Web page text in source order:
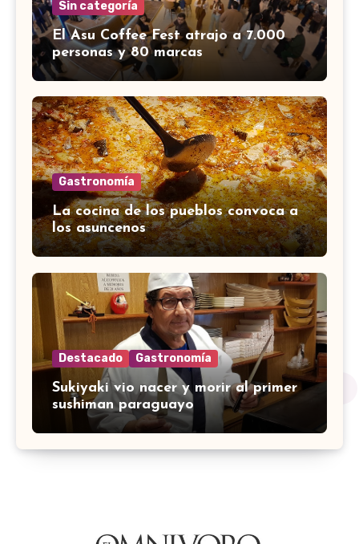
Sin categoría
El Asu Coffee Fest atrajo a 7.000
personas y 80 marcas
Gastronomía
La cocina de los pueblos convoca a
los asuncenos
Destacado Gastronomía
Sukiyaki vio nacer y morir al primer
sushiman paraguayo